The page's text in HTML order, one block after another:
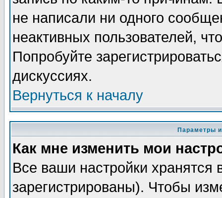
не написали ни одного
неактивных пользователей,
Попробуйте
дискуссиях.
Вернуться к началу
Параметры
Как мне изменить мои
Все ваши настройки
зарегистрированы). Чтобы